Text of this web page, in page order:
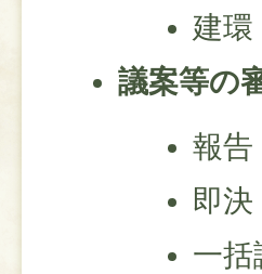
建環
議案等の
報告
即決
一括